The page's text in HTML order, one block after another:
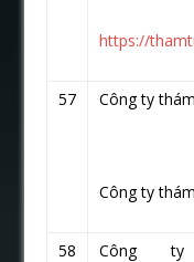
https://
57 Công ty
Công ty
58
Công